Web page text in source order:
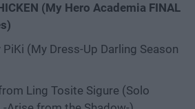
(My Hero Academia FINAL
(My Dress-Up Darling Season
Ling Tosite Sigure (Solo